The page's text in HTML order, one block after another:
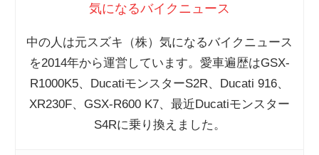
気になるバイクニュース
中の人は元スズキ（株）気になるバイクニュース
を2014年から運営しています。愛車遍歴はGSX-
R1000K5、DucatiモンスターS2R、Ducati 916、
XR230F、GSX-R600 K7、最近Ducatiモンスター
S4Rに乗り換えました。